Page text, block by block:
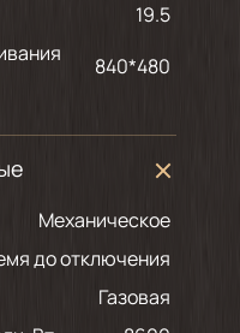
19.5
840*480
Механическое
до отключения
Газовая